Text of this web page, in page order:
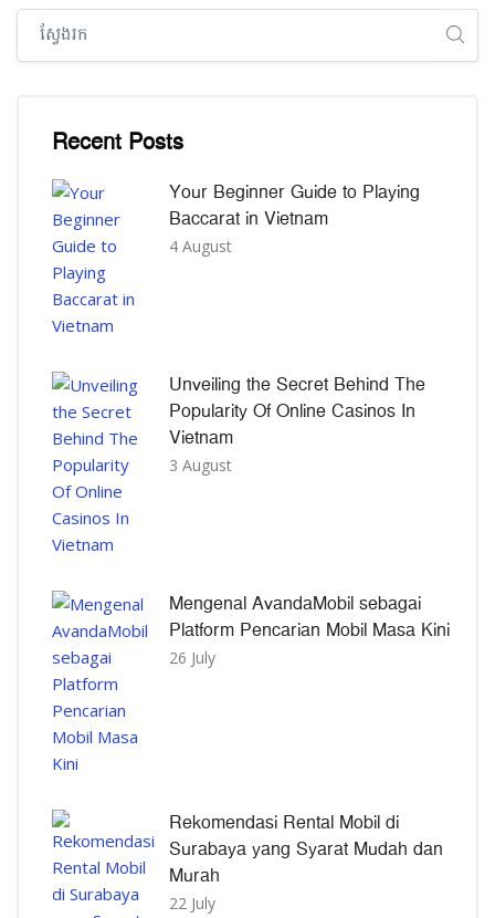
រំលង [Cocoon] Global search (sidebar)
Recent Posts
Your Beginner Guide to Playing
Baccarat in Vietnam
4 August
Unveiling the Secret Behind The
Popularity Of Online Casinos In
Vietnam
3 August
Mengenal AvandaMobil sebagai
Platform Pencarian Mobil Masa Kini
26 July
Rekomendasi Rental Mobil di
Surabaya yang Syarat Mudah dan
Murah
22 July